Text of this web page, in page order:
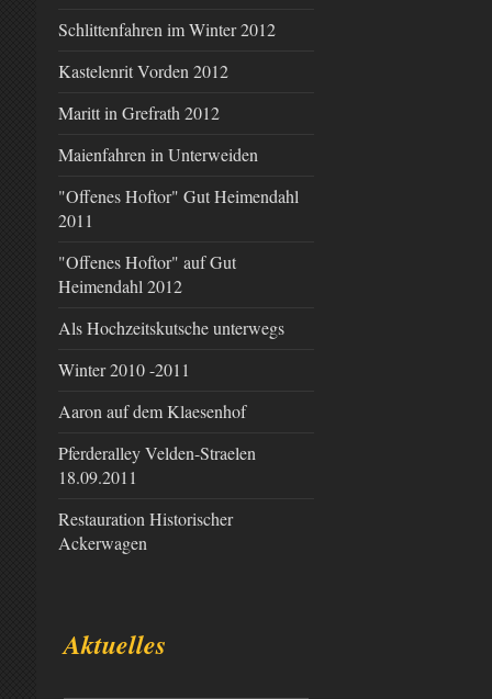
Schlittenfahren im Winter 2012
Kastelenrit Vorden 2012
Maritt in Grefrath 2012
Maienfahren in Unterweiden
"Offenes Hoftor" Gut Heimendahl
2011
"Offenes Hoftor" auf Gut
Heimendahl 2012
Als Hochzeitskutsche unterwegs
Winter 2010 -2011
Aaron auf dem Klaesenhof
Pferderalley Velden-Straelen
18.09.2011
Restauration Historischer
Ackerwagen
Aktuelles